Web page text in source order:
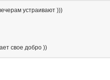
устраивают )))
свое добро ))